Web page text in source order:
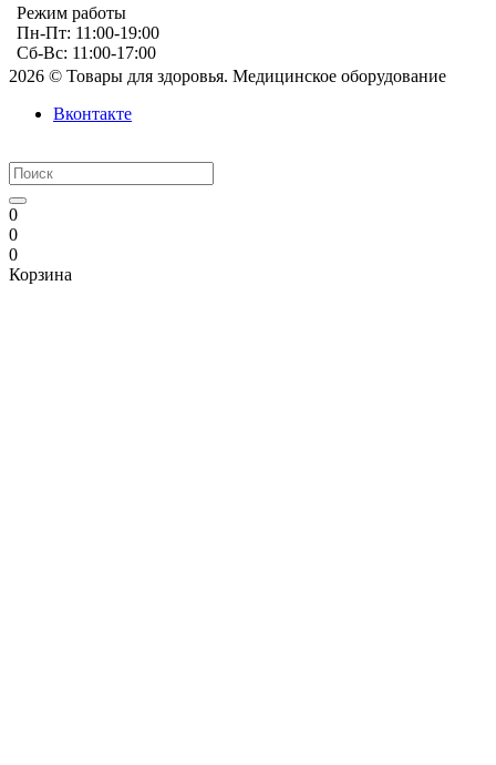
Режим работы
Пн-Пт: 11:00-19:00
Сб-Вс: 11:00-17:00
2026 © Товары для здоровья. Медицинское оборудование
Вконтакте
0
0
0
Корзина